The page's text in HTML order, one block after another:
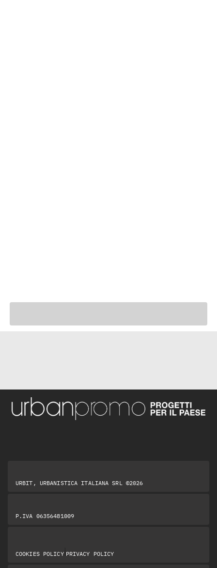
URBIT, URBANISTICA ITALIANA SRL ©2026
P.IVA 06356481009
COOKIES POLICY| PRIVACY POLICY